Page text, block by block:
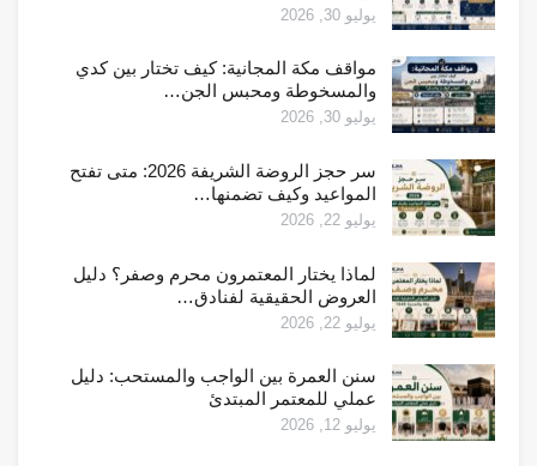
يوليو 30, 2026
مواقف مكة المجانية: كيف تختار بين كدي
والمسخوطة ومحبس الجن…
يوليو 30, 2026
سر حجز الروضة الشريفة 2026: متى تفتح
المواعيد وكيف تضمنها…
يوليو 22, 2026
لماذا يختار المعتمرون محرم وصفر؟ دليل
العروض الحقيقية لفنادق…
يوليو 22, 2026
سنن العمرة بين الواجب والمستحب: دليل
عملي للمعتمر المبتدئ
يوليو 12, 2026